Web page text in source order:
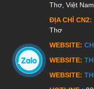
Thơ, Việt Nam
ĐỊA CHỈ CN2:
Thơ
WEBSITE:
WEBSITE:
WEBSITE: